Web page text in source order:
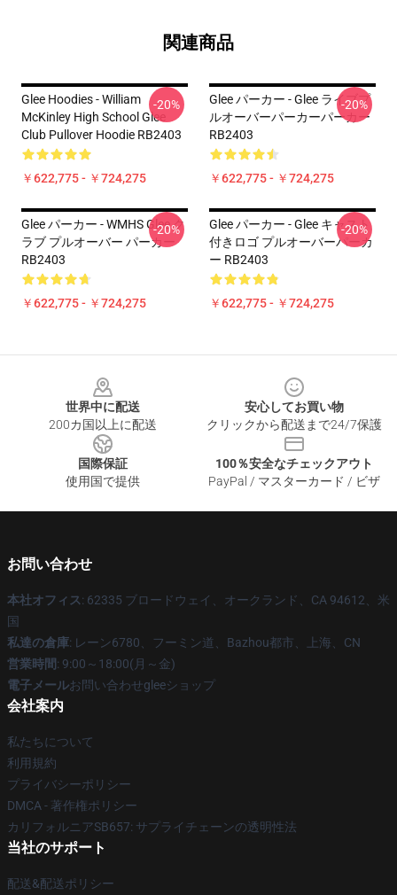
関連商品
Glee Hoodies - William
McKinley High School Glee
Club Pullover Hoodie RB2403
￥622,775 - ￥724,275
-20%
Glee パーカー - Glee ライブプ
ルオーバーパーカーパーカー
RB2403
￥622,775 - ￥724,275
-20%
Glee パーカー - WMHS Glee ク
ラブ プルオーバー パーカー
RB2403
￥622,775 - ￥724,275
-20%
Glee パーカー - Glee キャスト
付きロゴ プルオーバーパーカ
ー RB2403
￥622,775 - ￥724,275
-20%
世界中に配送
200カ国以上に配送
安心してお買い物
クリックから配送まで24/7保護
国際保証
使用国で提供
100％安全なチェックアウト
PayPal / マスターカード / ビザ
お問い合わせ
本社オフィス: 62335 ブロードウェイ、オークランド、CA 94612、米
国
私達の倉庫: レーン6780、フーミン道、Bazhou都市、上海、CN
営業時間: 9:00～18:00(月～金)
電子メールお問い合わせgleeショップ
会社案内
私たちについて
利用規約
プライバシーポリシー
DMCA - 著作権ポリシー
カリフォルニアSB657: サプライチェーンの透明性法
当社のサポート
配送&配送ポリシー